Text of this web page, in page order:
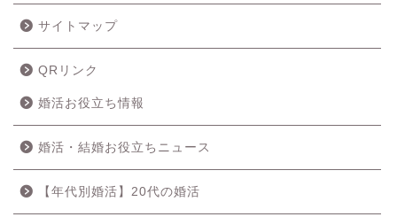
サイトマップ
QRリンク
婚活お役立ち情報
婚活・結婚お役立ちニュース
【年代別婚活】20代の婚活